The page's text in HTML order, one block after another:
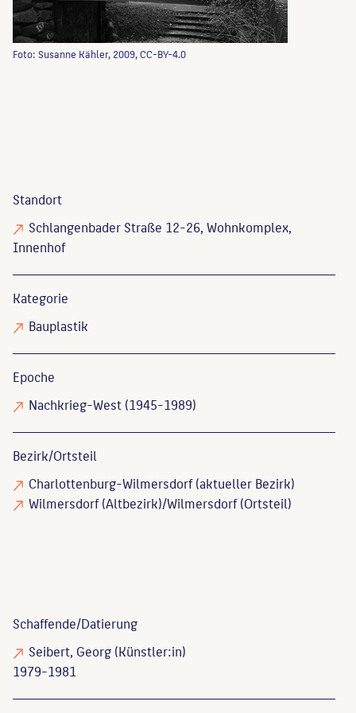
Foto: Susanne Kähler, 2009, CC-BY-4.0
Standort
Schlangenbader Straße 12-26, Wohnkomplex,
Innenhof
Kategorie
Bauplastik
Epoche
Nachkrieg-West (1945-1989)
Bezirk/Ortsteil
Charlottenburg-Wilmersdorf (aktueller Bezirk)
Wilmersdorf (Altbezirk)/Wilmersdorf (Ortsteil)
Schaffende/Datierung
Seibert, Georg(Künstler:in)
1979-1981